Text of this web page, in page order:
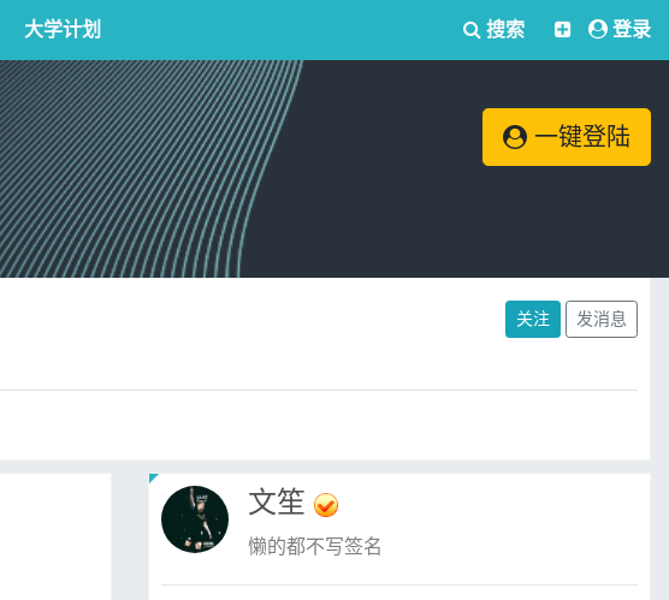
大学计划 搜索 登录
一键登陆
关注 发消息
文笙
懒的都不写签名